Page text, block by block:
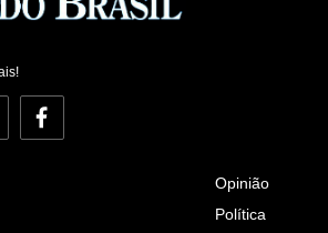
Facebook
Opinião
Política